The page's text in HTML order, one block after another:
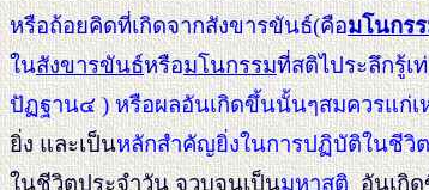
หรือถ้อยคิดที่เกิดจากสังขารขันธ์(คือมโนกร
ในสังขารขันธ์หรือมโนกรรมที่สติไประลึกรู้
ปัฏฐาน๔ ) หรือผลอันเกิดขึ้นนั้นๆสมควรแก่
ยิ่ง และเป็นหลักสำคัญยิ่งในการปฏิบัติในชีวิ
ในชีวิตประจำวัน จวบจนเป็นมหาสติอันเกิด